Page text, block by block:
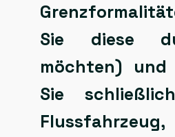
Sie diese
möchten) und
Sie